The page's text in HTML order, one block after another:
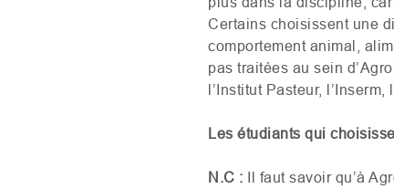
Certains choisissent une
comportement animal,
pas traitées au sein
l’Institut Pasteur,
Les étudiants qui
N.C : Il faut savoir qu’à